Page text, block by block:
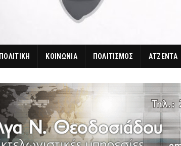
ΠΟΛΙΤΙΚΗ ΚΟΙΝΩΝΙΑ ΠΟΛΙΤΙΣΜΟΣ ΑΤΖΕΝΤΑ